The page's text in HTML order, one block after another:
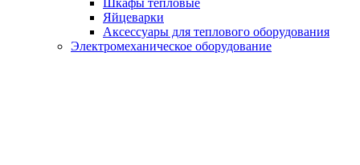
Шкафы тепловые
Яйцеварки
Аксессуары для теплового оборудования
Электромеханическое оборудование